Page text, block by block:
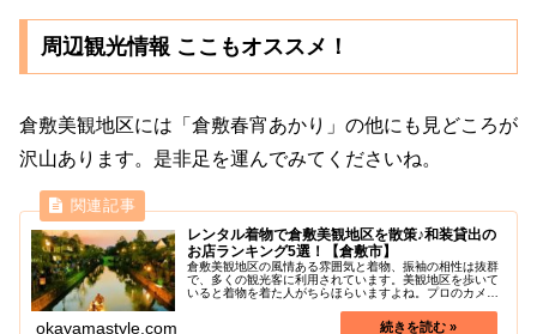
周辺観光情報 ここもオススメ！
倉敷美観地区には「倉敷春宵あかり」の他にも見どころが
沢山あります。是非足を運んでみてくださいね。
レンタル着物で倉敷美観地区を散策♪和装貸出の
お店ランキング5選！【倉敷市】
倉敷美観地区の風情ある雰囲気と着物、振袖の相性は抜群
で、多くの観光客に利用されています。美観地区を歩いて
いると着物を着た人がちらほらいますよね。プロのカメラ
ること間違いなしです。この記事で...
okayamastyle.com